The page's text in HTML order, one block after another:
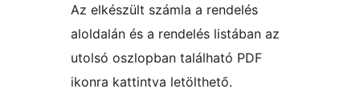
Az elkészült számla a rendelés
aloldalán és a rendelés listában az
utolsó oszlopban található PDF
ikonra kattintva letölthető.